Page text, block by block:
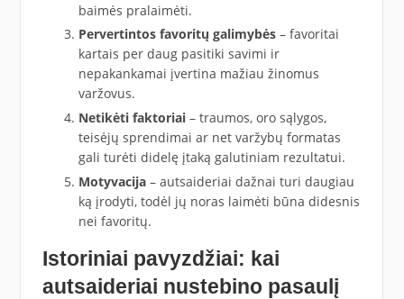
baimės pralaimėti.
Pervertintos favoritų galimybės– favoritai
kartais per daug pasitiki savimi ir
nepakankamai įvertina mažiau žinomus
varžovus.
Netikėti faktoriai– traumos, oro sąlygos,
teisėjų sprendimai ar net varžybų formatas
gali turėti didelę įtaką galutiniam rezultatui.
Motyvacija– autsaideriai dažnai turi daugiau
ką įrodyti, todėl jų noras laimėti būna didesnis
nei favoritų.
Istoriniai pavyzdžiai: kai
autsaideriai nustebino pasaulį